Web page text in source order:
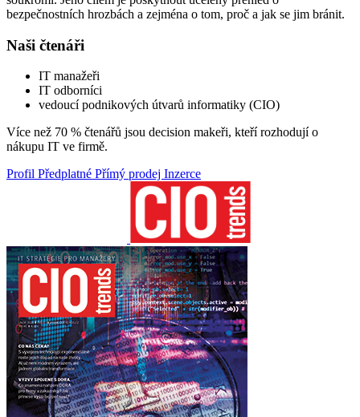
bezpečnostních hrozbách a zejména o tom, proč a jak se jim bránit.
Naši čtenáři
IT manažeři
IT odborníci
vedoucí podnikových útvarů informatiky (CIO)
Více než 70 % čtenářů jsou decision makeři, kteří rozhodují o
nákupu IT ve firmě.
Profil Předplatné Přímý prodej Inzerce